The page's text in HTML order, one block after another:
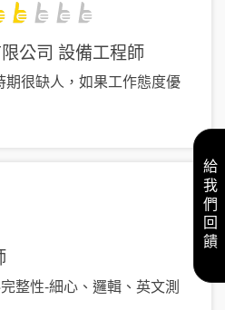
公司 設備工程師
很缺人，如果工作態度優
整性-細心、邏輯、英文測
給我們回饋